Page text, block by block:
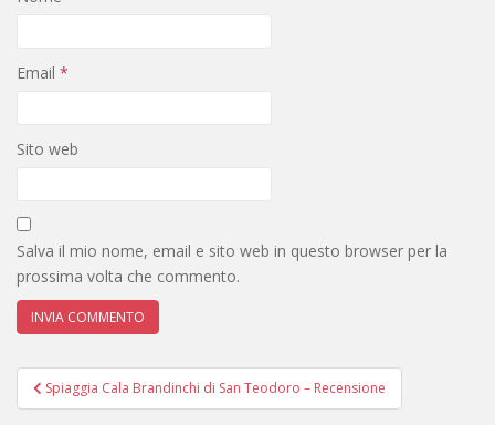
Email *
Sito web
Salva il mio nome, email e sito web in questo browser per la
prossima volta che commento.
Navigazione
articoli
Spiaggia Cala Brandinchi di San Teodoro – Recensione